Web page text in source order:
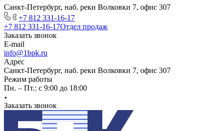
Санкт-Петербург, наб. реки Волковки 7, офис 307
+7 812 331-16-17
+7 812 331-16-17Отдел продаж
Заказать звонок
E-mail
info@1bpk.ru
Адрес
Санкт-Петербург, наб. реки Волковки 7, офис 307
Режим работы
Пн. – Пт.: с 9:00 до 18:00
Заказать звонок